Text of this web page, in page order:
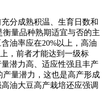
分成熟积温、生育日数和
量品种熟期适宜与否的主
油率应在20%以上，高油
，前者才能达到一级标
潜力高、适应性强且丰产
量潜力，这也是高产形成
油大豆高产栽培还应强调